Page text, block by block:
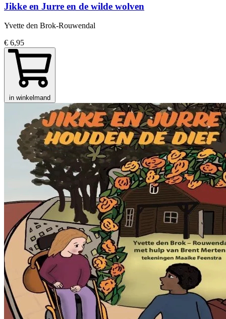
Jikke en Jurre en de wilde wolven
Yvette den Brok-Rouwendal
€ 6,95
in winkelmand